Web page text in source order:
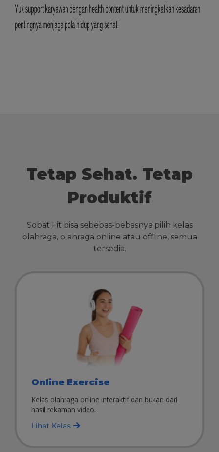
Tetap Sehat. Tetap
Produktif
Sobat Fit bisa sebebas-bebasnya pilih kelas
olahraga, olahraga online atau offline, semua
tersedia.
Online Exercise
Kelas olahraga online interaktif dan bukan dari
hasil rekaman video.
Lihat Kelas